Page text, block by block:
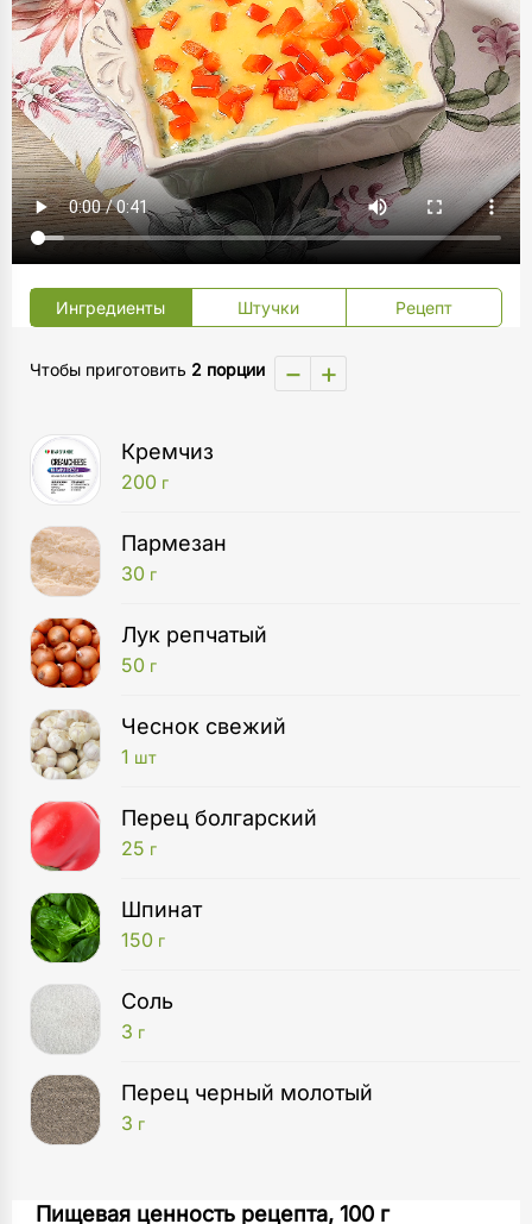
Ингредиенты Штучки Рецепт
Чтобы приготовить 2 порции − +
Кремчиз
200 г
Пармезан
30 г
Лук репчатый
50 г
Чеснок свежий
1 шт
Перец болгарский
25 г
Шпинат
150 г
Соль
3 г
Перец черный молотый
3 г
1 шт
Пищевая ценность рецепта, 100 г